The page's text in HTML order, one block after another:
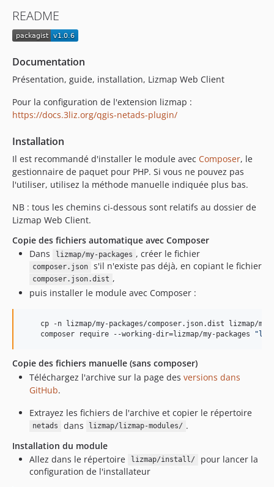
README
Documentation
Présentation, guide, installation, Lizmap Web Client
Pour la configuration de l'extension lizmap :
https://docs.3liz.org/qgis-netads-plugin/
Installation
Il est recommandé d'installer le module avec Composer, le
gestionnaire de paquet pour PHP. Si vous ne pouvez pas
l'utiliser, utilisez la méthode manuelle indiquée plus bas.
NB : tous les chemins ci-dessous sont relatifs au dossier de
Lizmap Web Client.
Copie des fichiers automatique avec Composer
Dans
lizmap/my-packages , créer le fichier
composer.json s'il n'existe pas déjà, en copiant le fichier
composer.json.dist ,
puis installer le module avec Composer :
cp -n lizmap/my-packages/composer.json.dist lizmap/
    composer require --working-dir=lizmap/my-packages
"
Copie des fichiers manuelle (sans composer)
Téléchargez l'archive sur la page des versions dans
GitHub.
Extrayez les fichiers de l'archive et copier le répertoire
netads dans lizmap/lizmap-modules/ .
Installation du module
Allez dans le répertoire
lizmap/install/
pour lancer la
configuration de l'installateur